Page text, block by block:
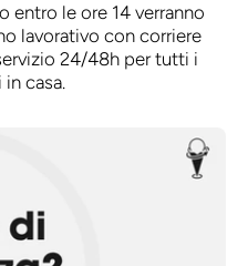
entro le ore 14 verranno
lavorativo con corriere
24/48h per tutti i
casa.